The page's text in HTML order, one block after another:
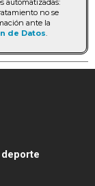
automatizadas:
no se
ante la
de Datos.